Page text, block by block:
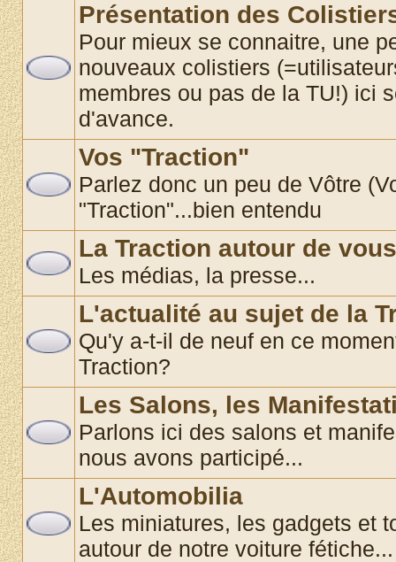
Présentation des
Pour mieux se connaitre, une
nouveaux colistiers
membres ou pas de la TU!) ici
d'avance.
Vos "Traction"
Parlez donc un peu de Vôtre
"Traction"...bien entendu
La Traction autour de vous
Les médias, la presse...
L'actualité au sujet de la
Qu'y a-t-il de neuf en ce
Traction?
Les Salons, les
Parlons ici des salons et
nous avons participé...
L'Automobilia
Les miniatures, les gadgets et
autour de notre voiture fétiche...